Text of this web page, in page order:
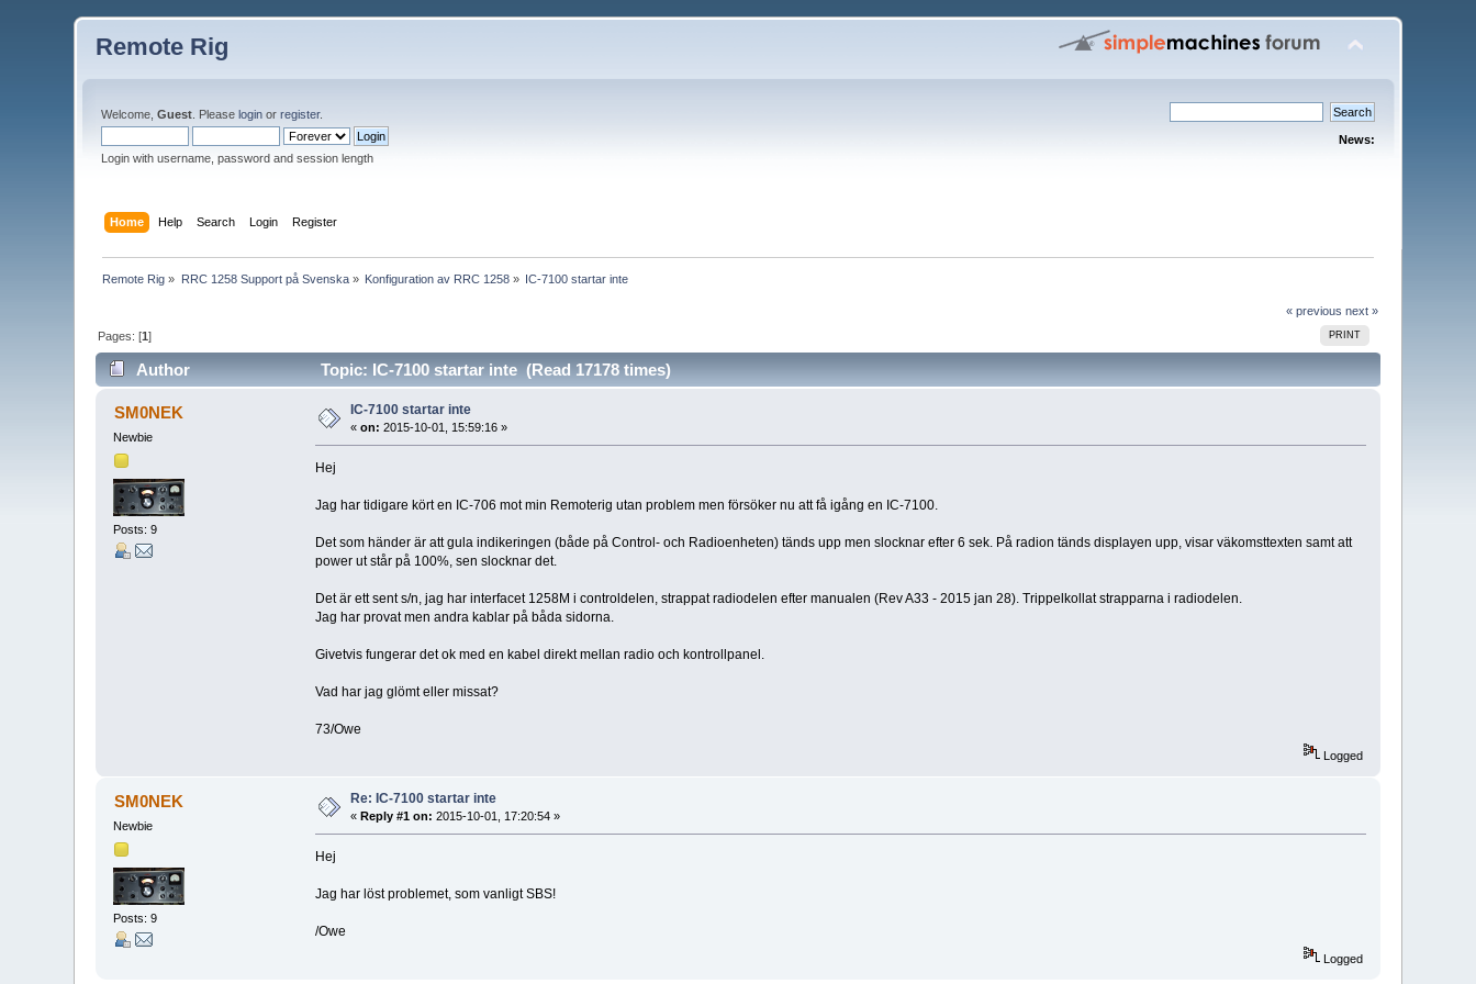
Remote Rig
Welcome,Guest . Pleaselogin orregister.
Login with username, password and session length
News:
Home Help Search Login Register
Remote Rig » RRC 1258 Support på Svenska» Konfiguration av RRC 1258 » IC-7100 startar inte
« previous next »
PRINT
Pages: [1]
Author Topic: IC-7100 startar inte (Read 17178 times)
SM0NEK
Newbie
Posts: 9
IC-7100 startar inte
«on: 2015-10-01, 15:59:16 »
Hej
Jag har tidigare kört en IC-706 mot min Remoterig utan problem men försöker nu att få igång en IC-7100.
Det som händer är att gula indikeringen (både på Control- och Radioenheten) tänds upp men slocknar efter 6 sek. På radion tänds displayen upp, visar väkomsttexten samt att
power ut står på 100%, sen slocknar det.
Det är ett sent s/n, jag har interfacet 1258M i controldelen, strappat radiodelen efter manualen (Rev A33 - 2015 jan 28). Trippelkollat strapparna i radiodelen.
Jag har provat men andra kablar på båda sidorna.
Givetvis fungerar det ok med en kabel direkt mellan radio och kontrollpanel.
Vad har jag glömt eller missat?
73/Owe
Logged
SM0NEK
Newbie
Posts: 9
Re: IC-7100 startar inte
« Reply #1 on: 2015-10-01, 17:20:54 »
Hej
Jag har löst problemet, som vanligt SBS!
/Owe
Logged